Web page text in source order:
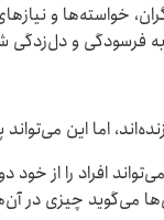
خواسته‌ها و
فرسودگی و دل‌زدگی
اما این
افراد را از
می‌گوید چیزی در